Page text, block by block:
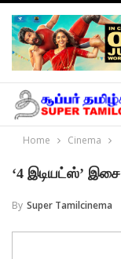
Home Cinema
‘4 இடியட்ஸ்’
By Super Tamilcinema